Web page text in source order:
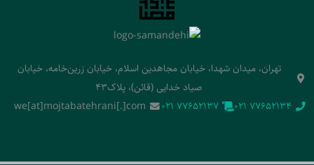
تهران، میدان شهدا، خیابان مجاهدین اسلام، خیابان زرین‌خامه، خیابان
صیاد خدایی (قائن)، پلاک43
‭021 77652134‬
‭021 77652137‬
we[at]mojtabatehrani[.]com